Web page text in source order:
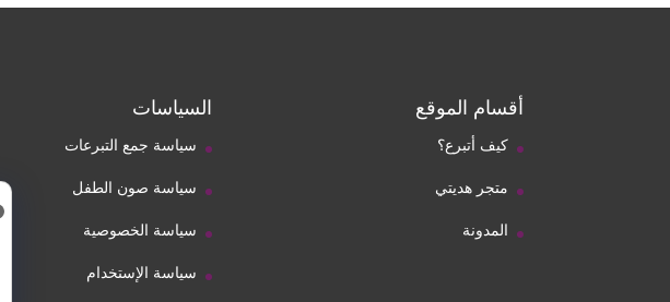
أقسام الموقع
كيف أتبرع؟
متجر هديتي
المدونة
السياسات
سياسة جمع التبرعات
سياسة صون الطفل
سياسة الخصوصية
سياسة الإستخدام